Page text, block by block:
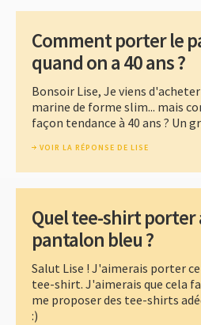
Comment porter le
quand on a 40 ans ?
Bonsoir Lise, Je viens
marine de forme slim... mais
façon tendance à 40 ans ? Un
VOIR LA RÉPONSE DE LISE
Quel tee-shirt porter
pantalon bleu ?
Salut Lise ! J'aimerais porter
tee-shirt. J'aimerais que cela
me proposer des tee-shirts
:)